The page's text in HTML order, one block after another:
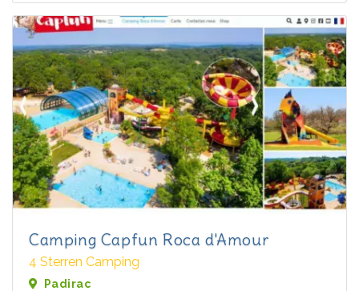
Camping Capfun Roca d'Amour
4 Sterren Camping
Padirac